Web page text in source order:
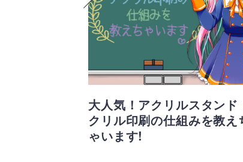
大人気！アクリルスタンド
クリル印刷の仕組みを教え
ゃいます!